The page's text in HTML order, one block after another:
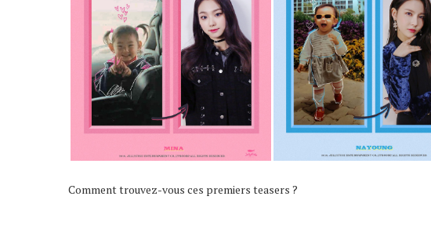
Comment trouvez-vous ces premiers teasers ?